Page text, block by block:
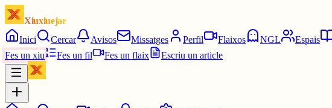
Xiuxiuejar
Inici
Cercar Avisos Missatges Perfil Flaixos NGL Espais
Fes un xiu
Fes un fil Fes un flaix Escriu un article